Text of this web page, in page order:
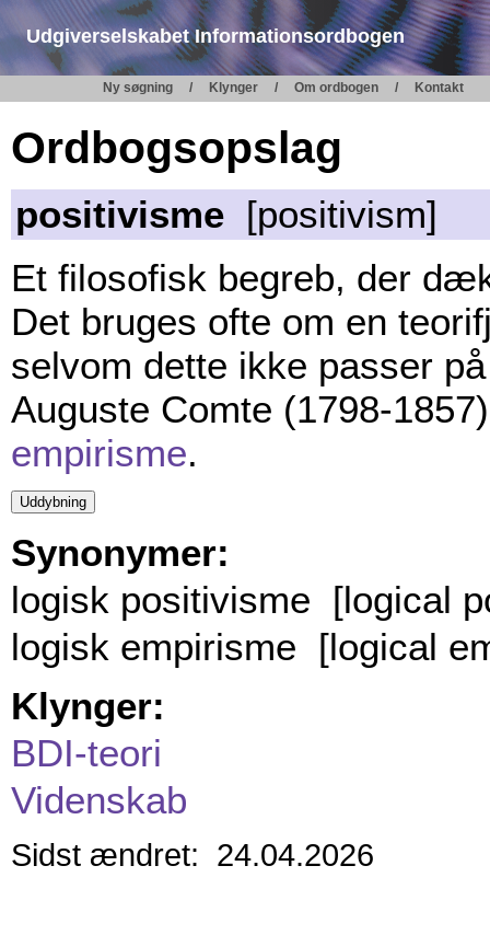
Udgiverselskabet Informationsordbogen
Ny søgning Klynger Om ordbogen Kontakt
Ordbogsopslag
positivisme [positivism]
Et filosofisk begreb, der
Det bruges ofte om en
selvom dette ikke passer
Auguste Comte (1798-
empirisme.
Synonymer:
logisk positivisme [logical
logisk empirisme [logical
Klynger:
BDI-teori
Videnskab
Sidst ændret: 24.04.2026